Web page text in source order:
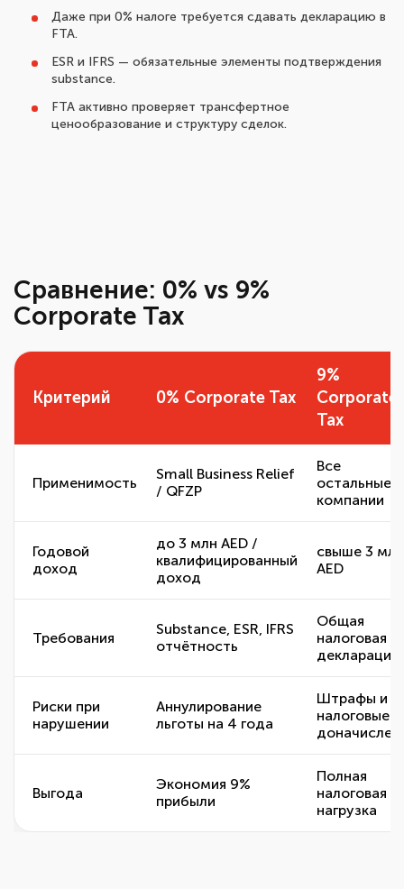
Даже при 0% налоге требуется сдавать декларацию в
FTA.
ESR и IFRS — обязательные элементы подтверждения
substance.
FTA активно проверяет трансфертное
ценообразование и структуру сделок.
Сравнение: 0% vs 9%
Corporate Tax
Критерий 0% Corporate Tax
9%
Corporate
Tax
Применимость
Small Business Relief
/ QFZP
Все
остальные
компании
Годовой
доход
до 3 млн AED /
квалифицированный
доход
свыше 3 млн
AED
Требования
Substance, ESR, IFRS
отчётность
Общая
налоговая
декларация
Риски при
нарушении
Аннулирование
льготы на 4 года
Штрафы и
налоговые
Выгода
Экономия 9%
прибыли
Полная
налоговая
нагрузка